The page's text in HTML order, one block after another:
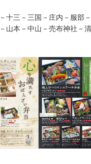
－ 十三 － 三国 － 庄内 － 服部 －
－ 山本 － 中山 － 売布神社 －